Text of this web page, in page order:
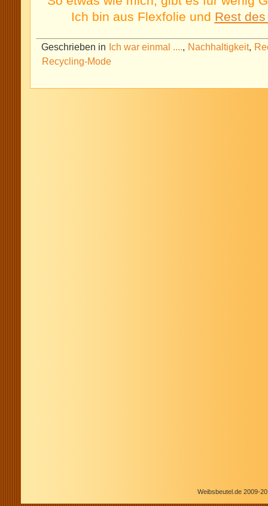
Ich bin aus Flexfolie und Rest
Geschrieben in Ich war einmal ...., Nachhaltigkeit,
Recycling-Mode
Weibsbeutel.de 2009-